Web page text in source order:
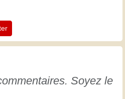
Apprenons ensemble ;
est une occasion de
Amusez-vous bien !
Soyez le